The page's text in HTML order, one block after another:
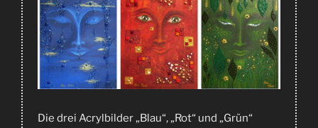
Die drei Acrylbilder „Blau“, „Rot“ und „Grün“